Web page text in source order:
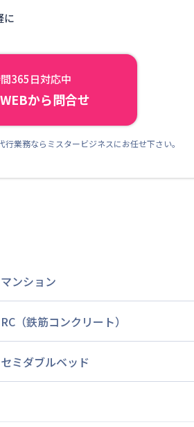
に
365日対応中
WEBから問合せ
業務ならミスタービジネスにお任せ下さい。
マンション
RC（鉄筋コンクリート）
セミダブルベッド